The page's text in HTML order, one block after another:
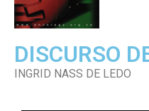
DISCURSO
INGRID NASS DE LEDO